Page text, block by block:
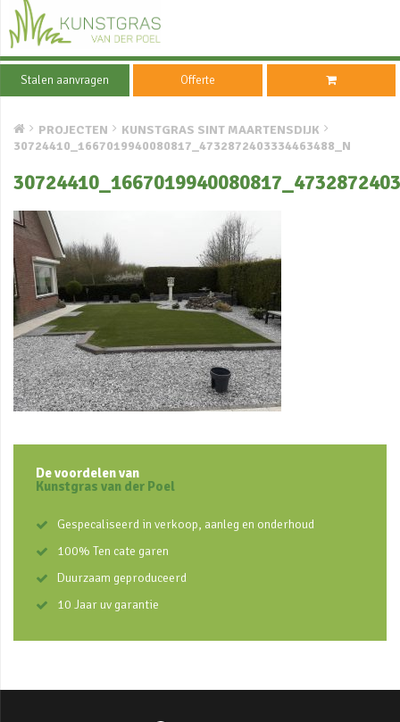
Stalen aanvragen Offerte
PROJECTEN
KUNSTGRAS SINT MAARTENSDIJK
30724410_1667019940080817_4732872403334463488_N
De voordelen van
Kunstgras van der Poel
Gespecaliseerd in verkoop, aanleg en onderhoud
100% Ten cate garen
Duurzaam geproduceerd
10 Jaar uv garantie